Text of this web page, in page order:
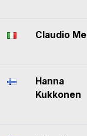
Claudio
Hanna
Kukkonen